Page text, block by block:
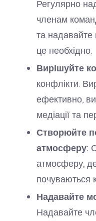
Регулярно
членам
та надавайте
це необхідно.
Вирішуйте
конфлікти.
ефективно,
медіації та
Створюйте
атмосферу:
атмосферу,
почуваються
Надавайте
Надавайте